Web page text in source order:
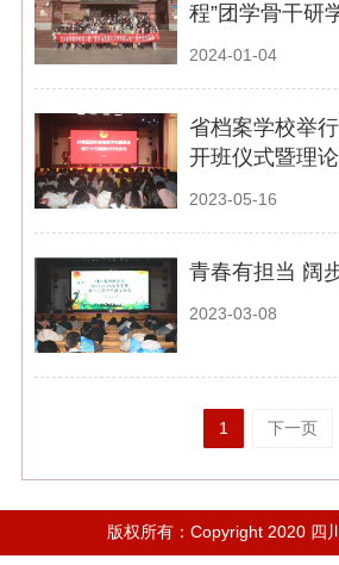
程”团学骨干研
2024-01-04
省档案学校举
开班仪式暨理
2023-05-16
青春有担当 阔
2023-03-08
1 下一页
版权所有：Copyright 2020 四